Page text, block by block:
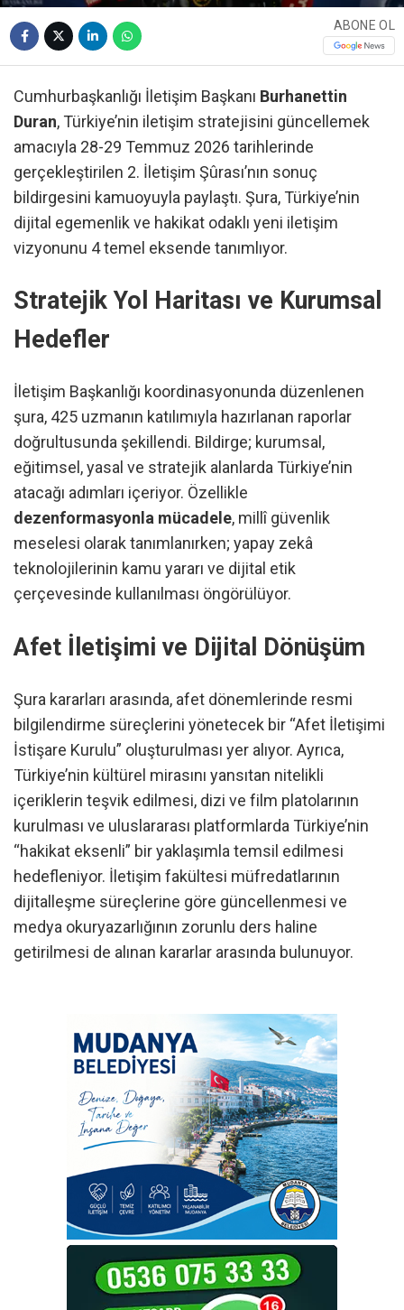
ABONE OL
Cumhurbaşkanlığı İletişim Başkanı Burhanettin
Duran, Türkiye’nin iletişim stratejisini güncellemek
amacıyla 28-29 Temmuz 2026 tarihlerinde
gerçekleştirilen 2. İletişim Şûrası’nın sonuç
bildirgesini kamuoyuyla paylaştı. Şura, Türkiye’nin
dijital egemenlik ve hakikat odaklı yeni iletişim
vizyonunu 4 temel eksende tanımlıyor.
Stratejik Yol Haritası ve Kurumsal
Hedefler
İletişim Başkanlığı koordinasyonunda düzenlenen
şura, 425 uzmanın katılımıyla hazırlanan raporlar
doğrultusunda şekillendi. Bildirge; kurumsal,
eğitimsel, yasal ve stratejik alanlarda Türkiye’nin
atacağı adımları içeriyor. Özellikle
dezenformasyonla mücadele, millî güvenlik
meselesi olarak tanımlanırken; yapay zekâ
teknolojilerinin kamu yararı ve dijital etik
çerçevesinde kullanılması öngörülüyor.
Afet İletişimi ve Dijital Dönüşüm
Şura kararları arasında, afet dönemlerinde resmi
bilgilendirme süreçlerini yönetecek bir “Afet İletişimi
İstişare Kurulu” oluşturulması yer alıyor. Ayrıca,
Türkiye’nin kültürel mirasını yansıtan nitelikli
içeriklerin teşvik edilmesi, dizi ve film platolarının
kurulması ve uluslararası platformlarda Türkiye’nin
“hakikat eksenli” bir yaklaşımla temsil edilmesi
hedefleniyor. İletişim fakültesi müfredatlarının
dijitalleşme süreçlerine göre güncellenmesi ve
medya okuryazarlığının zorunlu ders haline
getirilmesi de alınan kararlar arasında bulunuyor.